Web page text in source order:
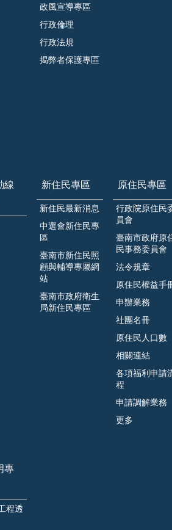
政風宣導專區
行政倫理
行政法規
揭弊者保護專區
線
新住民專區
新住民最新消息
中選會新住民專
區
臺南市新住民照
顧與輔導專屬網
站
臺南市政府衛生
局新住民專區
原住民專區
行政院原住民
員會
臺南市政府原
民事務委員會
法令規章
原住民權益手
申辦業務
社團名冊
原住民人口數
相關連結
各項福利申請
程
申請調解業務
更多
專
程透